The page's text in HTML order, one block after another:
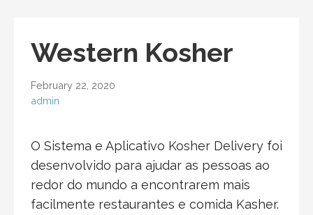
Western Kosher
February 22, 2020
admin
O Sistema e Aplicativo Kosher Delivery foi
desenvolvido para ajudar as pessoas ao
redor do mundo a encontrarem mais
facilmente restaurantes e comida Kasher.